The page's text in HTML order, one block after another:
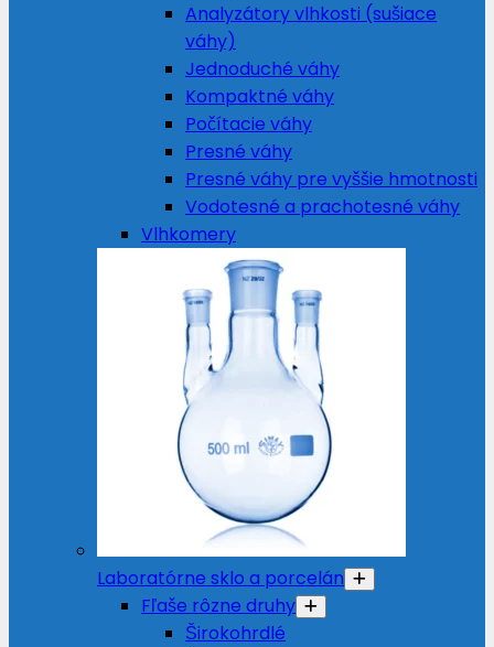
Analyzátory vlhkosti (sušiace
váhy)
Jednoduché váhy
Kompaktné váhy
Počítacie váhy
Presné váhy
Presné váhy pre vyššie hmotnosti
Vodotesné a prachotesné váhy
Vlhkomery
Laboratórne sklo a porcelán
Fľaše rôzne druhy
Širokohrdlé